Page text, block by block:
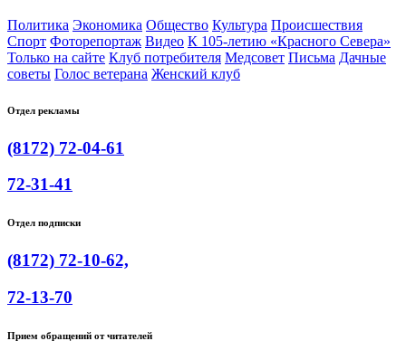
Политика Экономика Общество Культура Происшествия
Спорт Фоторепортаж Видео К 105-летию «Красного Севера»
Только на сайте Клуб потребителя Медсовет Письма Дачные
советы Голос ветерана Женский клуб
Отдел рекламы
(8172) 72-04-61
72-31-41
Отдел подписки
(8172) 72-10-62,
72-13-70
Прием обращений от читателей